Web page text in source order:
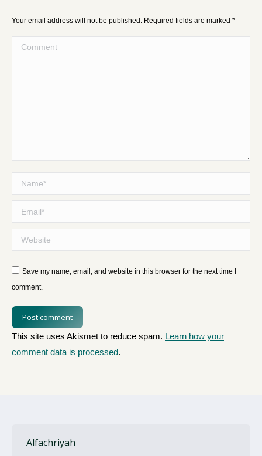
Your email address will not be published. Required fields are marked *
Comment
Name *
Email *
Website
Save my name, email, and website in this browser for the next time I
comment.
Post comment
This site uses Akismet to reduce spam. Learn how your
comment data is processed.
Alfachriyah